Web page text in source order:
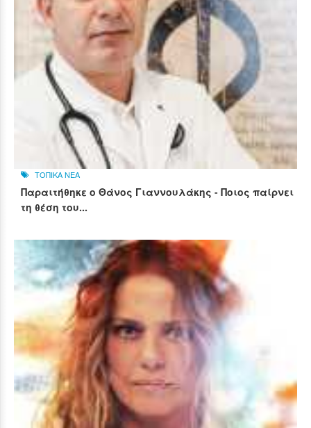
ΤΟΠΙΚΑ ΝΕΑ
Παραιτήθηκε ο Θάνος Γιαννουλάκης - Ποιος παίρνει
τη θέση του...